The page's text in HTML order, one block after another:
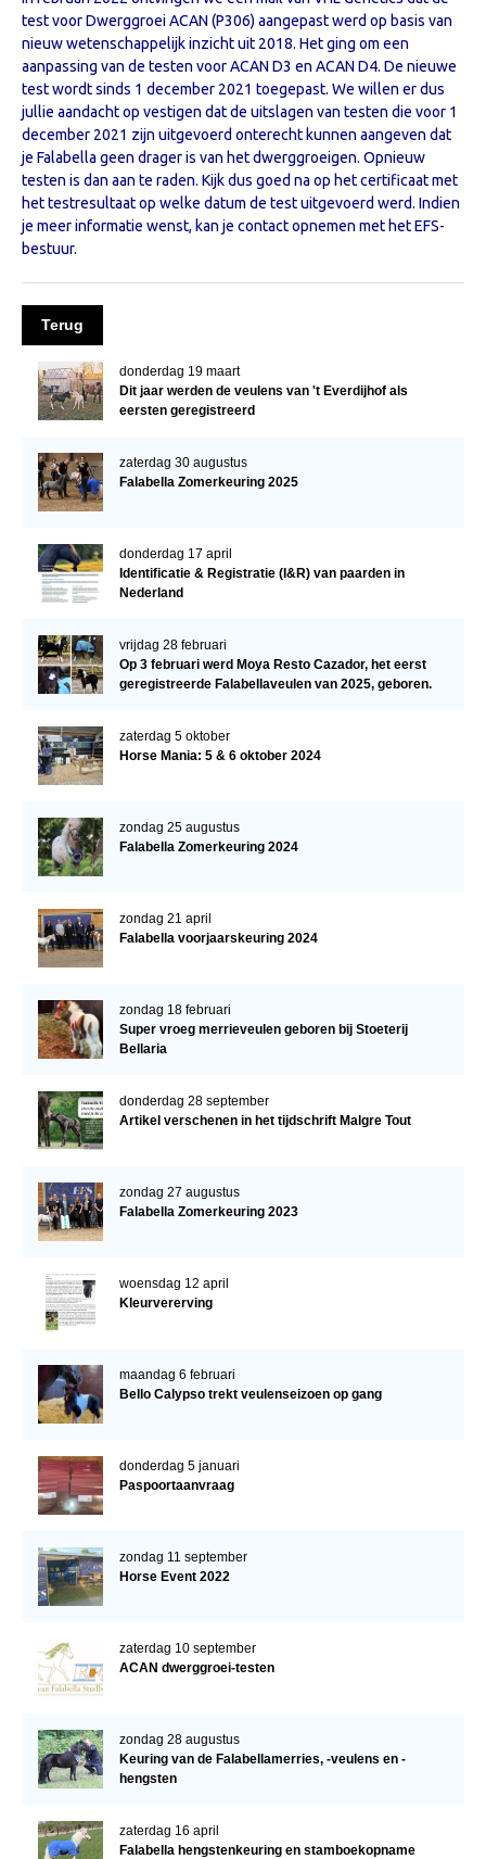
Informatie
Paardenpaspoort aanvragen
Wat te doen bij verkoop van een Falabella
Registratie buitenlands paspoort
Veulenregistratie
Animal Health Regulation
Tarievenlijst 2026
Fokkerij informatie
Predicaten
Hengsten
EFS Database
Evenementen
EFS Keuringen
Inschrijven keuring
Keuringsvideo's
EFS Marktplaats
Contact
Nieuws
Inloggen
test voor Dwerggroei ACAN (P306) aangepast werd op basis van
nieuw wetenschappelijk inzicht uit 2018. Het ging om een
aanpassing van de testen voor ACAN D3 en ACAN D4. De nieuwe
test wordt sinds 1 december 2021 toegepast. We willen er dus
jullie aandacht op vestigen dat de uitslagen van testen die voor 1
december 2021 zijn uitgevoerd onterecht kunnen aangeven dat
je Falabella geen drager is van het dwerggroeigen. Opnieuw
testen is dan aan te raden. Kijk dus goed na op het certificaat met
het testresultaat op welke datum de test uitgevoerd werd. Indien
je meer informatie wenst, kan je contact opnemen met het EFS-
bestuur.
Terug
donderdag 19 maart
Dit jaar werden de veulens van 't Everdijhof als
eersten geregistreerd
zaterdag 30 augustus
Falabella Zomerkeuring 2025
donderdag 17 april
Identificatie & Registratie (I&R) van paarden in
Nederland
vrijdag 28 februari
Op 3 februari werd Moya Resto Cazador, het eerst
geregistreerde Falabellaveulen van 2025, geboren.
zaterdag 5 oktober
Horse Mania: 5 & 6 oktober 2024
zondag 25 augustus
Falabella Zomerkeuring 2024
zondag 21 april
Falabella voorjaarskeuring 2024
zondag 18 februari
Super vroeg merrieveulen geboren bij Stoeterij
Bellaria
donderdag 28 september
Artikel verschenen in het tijdschrift Malgre Tout
zondag 27 augustus
Falabella Zomerkeuring 2023
woensdag 12 april
Kleurvererving
maandag 6 februari
Bello Calypso trekt veulenseizoen op gang
donderdag 5 januari
Paspoortaanvraag
zondag 11 september
Horse Event 2022
zaterdag 10 september
ACAN dwerggroei-testen
zondag 28 augustus
Keuring van de Falabellamerries, -veulens en -
hengsten
zaterdag 16 april
Falabella hengstenkeuring en stamboekopname